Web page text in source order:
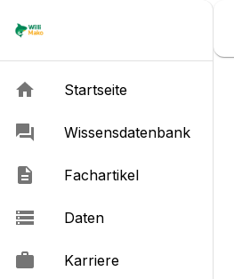
Startseite
Wissensdatenbank
Fachartikel
Daten
Karriere